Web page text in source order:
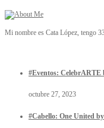
Mi nombre es Cata López, tengo
#Eventos:
octubre 27, 2023
#Cabello: One United